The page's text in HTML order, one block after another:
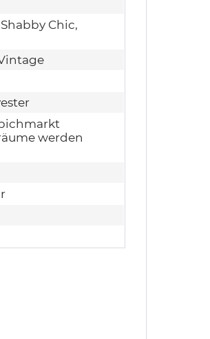
Chic,
werden